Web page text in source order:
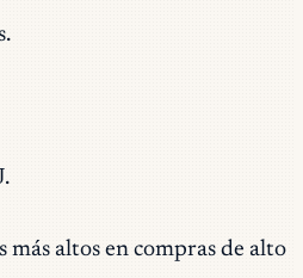
más altos en compras de alto